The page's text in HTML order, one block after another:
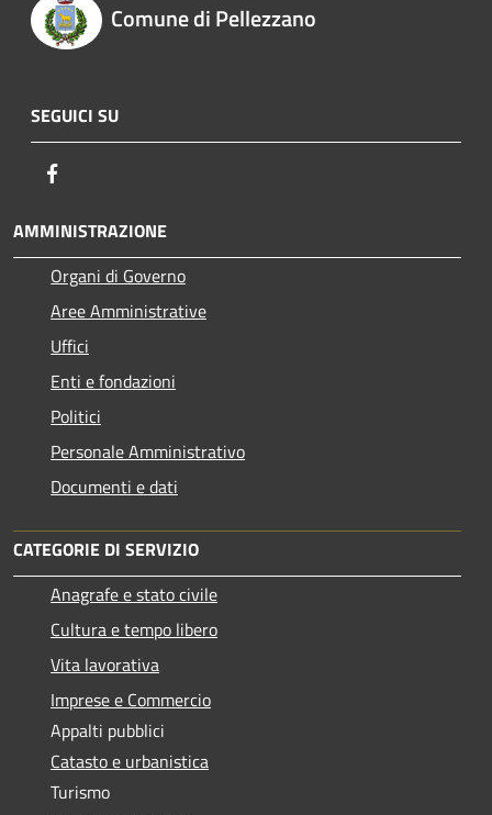
Comune di Pellezzano
SEGUICI SU
AMMINISTRAZIONE
Organi di Governo
Aree Amministrative
Uffici
Enti e fondazioni
Politici
Personale Amministrativo
Documenti e dati
CATEGORIE DI SERVIZIO
Anagrafe e stato civile
Cultura e tempo libero
Vita lavorativa
Imprese e Commercio
Appalti pubblici
Catasto e urbanistica
Turismo